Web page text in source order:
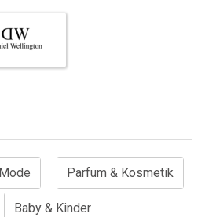
Mode Parfum & Kosmetik
Baby & Kinder